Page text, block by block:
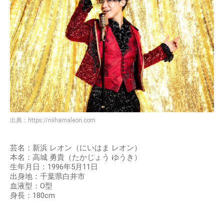
出典： https://niihamaleon.com
芸名：新浜 レオン（にいはま レオン）
本名：高城 勇貴（たかじょう ゆうき）
生年月日：1996年5月11日
出身地：千葉県白井市
血液型：O型
身長：180cm